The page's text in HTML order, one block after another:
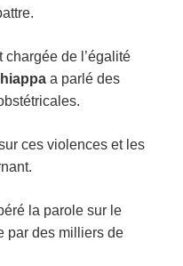
chargée de l’égalité
a parlé des
ces violences et les
la parole sur le
par des milliers de